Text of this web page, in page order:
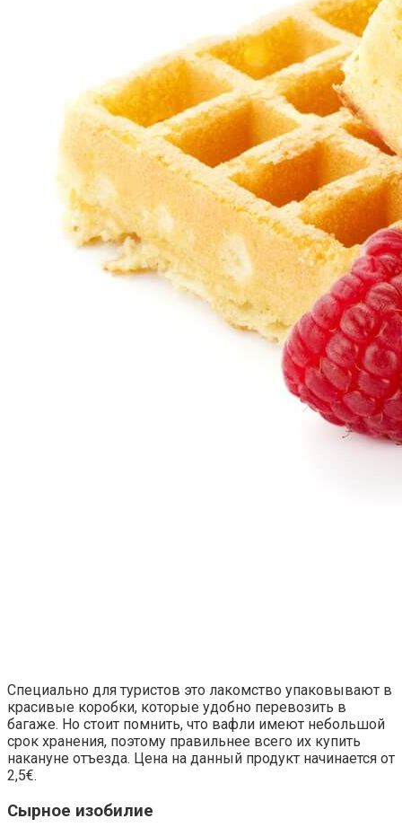
Специально для туристов это лакомство упаковывают в
красивые коробки, которые удобно перевозить в
багаже. Но стоит помнить, что вафли имеют небольшой
срок хранения, поэтому правильнее всего их купить
накануне отъезда. Цена на данный продукт начинается от
2,5€.
Сырное изобилие